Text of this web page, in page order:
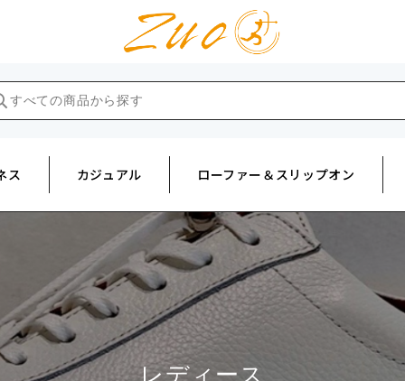
ス カジュアル ローファー＆スリップオン
レディース